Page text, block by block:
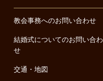
教会事務へのお問い合わせ
結婚式についてのお問い合わ
せ
交通・地図